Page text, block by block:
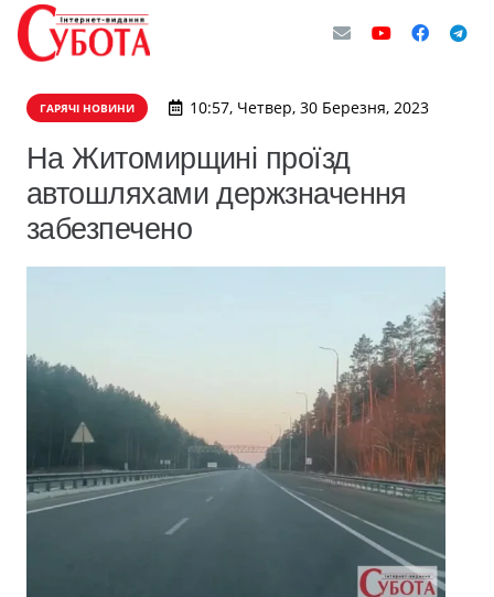
ГАРЯЧІ НОВИНИ 10:57, Четвер, 30 Березня, 2023
На Житомирщині проїзд
автошляхами держзначення
забезпечено